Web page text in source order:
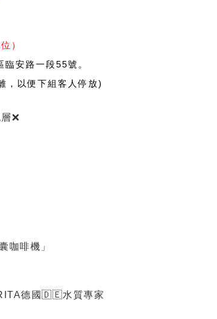
）
安路一段55號。
以便下組客人停放)
❌
咖啡機」
德國🇩🇪水質專家